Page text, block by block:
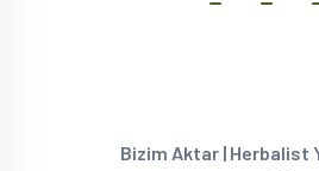
Bizim Aktar | Herbalist